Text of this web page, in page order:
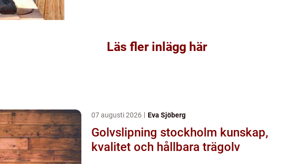
Läs fler inlägg här
07 augusti 2026 Eva Sjöberg
Golvslipning stockholm kunskap,
kvalitet och hållbara trägolv